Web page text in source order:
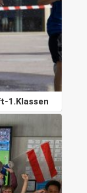
1.Klassen